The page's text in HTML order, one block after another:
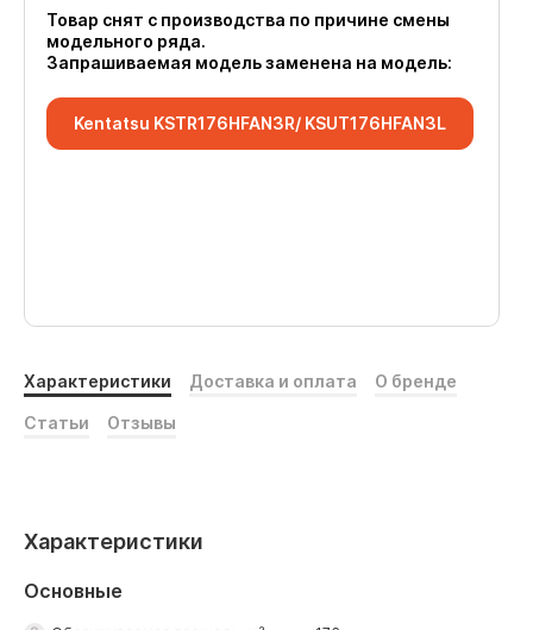
Товар снят с производства по причине смены
модельного ряда.
Запрашиваемая модель заменена на модель:
Kentatsu KSTR176HFAN3R/ KSUT176HFAN3L
Характеристики Доставка и оплата О бренде
Статьи Отзывы
Характеристики
Основные